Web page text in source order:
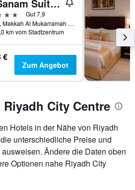
Sanam Suites Serviced Apartments - Riyadh
Sterne
Gut 7,9
1, Makkah Al Mukarramah Road, Riad, Saudi-Arabien
km vom Stadtzentrum
€
Zum Angebot
City Centre
Hotels in der Nähe von Riyadh
unterschiedliche Preise und
Ändere die Daten oben
Optionen nahe Riyadh City